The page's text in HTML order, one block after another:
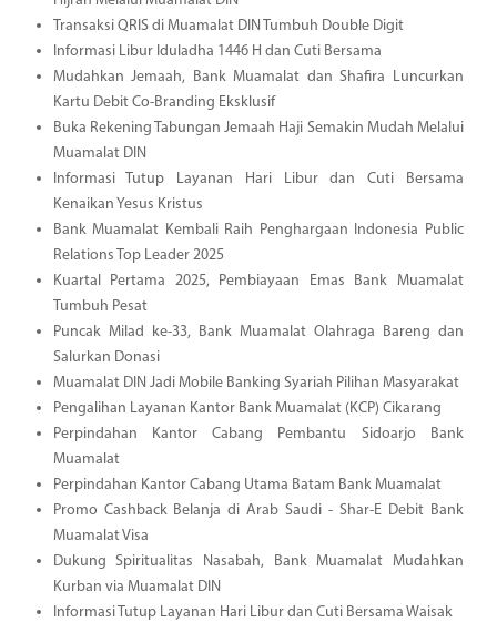
Transaksi QRIS di Muamalat DIN Tumbuh Double Digit
Informasi Libur Iduladha 1446 H dan Cuti Bersama
Mudahkan Jemaah, Bank Muamalat dan Shafira Luncurkan
Kartu Debit Co-Branding Eksklusif
Buka Rekening Tabungan Jemaah Haji Semakin Mudah Melalui
Muamalat DIN
Informasi Tutup Layanan Hari Libur dan Cuti Bersama
Kenaikan Yesus Kristus
Bank Muamalat Kembali Raih Penghargaan Indonesia Public
Relations Top Leader 2025
Kuartal Pertama 2025, Pembiayaan Emas Bank Muamalat
Tumbuh Pesat
Puncak Milad ke-33, Bank Muamalat Olahraga Bareng dan
Salurkan Donasi
Muamalat DIN Jadi Mobile Banking Syariah Pilihan Masyarakat
Pengalihan Layanan Kantor Bank Muamalat (KCP) Cikarang
Perpindahan Kantor Cabang Pembantu Sidoarjo Bank
Muamalat
Perpindahan Kantor Cabang Utama Batam Bank Muamalat
Promo Cashback Belanja di Arab Saudi - Shar-E Debit Bank
Muamalat Visa
Dukung Spiritualitas Nasabah, Bank Muamalat Mudahkan
Kurban via Muamalat DIN
Informasi Tutup Layanan Hari Libur dan Cuti Bersama Waisak